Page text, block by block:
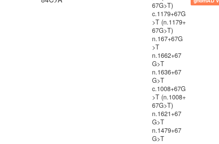
67G>T)
c.1179+67G
>T (n.1179+
67G>T)
n.167+67G
>T
n.1662+67
G>T
n.1636+67
G>T
c.1008+67G
>T (n.1008+
67G>T)
n.1621+67
G>T
n.1479+67
G>T